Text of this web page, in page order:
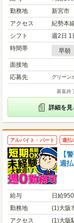
勤務地
新宮市
アクセス
紀勢本
シフト
週2日 1
時間帯
早朝
面接地
応募先
グリーン
募集終
詳細を見
アルバイト・パート 週払
【
週
給与
日給
勤務地
(1)大阪
アクセス
(1)大阪